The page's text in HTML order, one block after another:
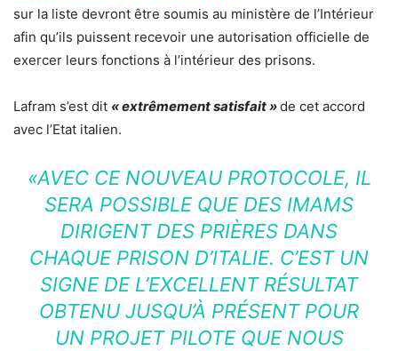
sur la liste devront être soumis au ministère de l’Intérieur
afin qu’ils puissent recevoir une autorisation officielle de
exercer leurs fonctions à l’intérieur des prisons.
Lafram s’est dit « extrêmement satisfait »de cet accord
avec l’Etat italien.
«AVEC CE NOUVEAU PROTOCOLE, IL
SERA POSSIBLE QUE DES IMAMS
DIRIGENT DES PRIÈRES DANS
CHAQUE PRISON D’ITALIE. C’EST UN
SIGNE DE L’EXCELLENT RÉSULTAT
OBTENU JUSQU’À PRÉSENT POUR
UN PROJET PILOTE QUE NOUS